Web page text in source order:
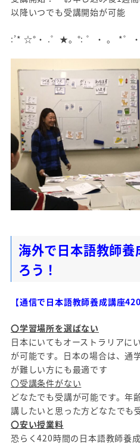
以降いつでも受講開始が可能
:’* ☆°・ .゜★。°: ゜・ 。 *゜
海外で日本語教師
ろう！
【通信で日本語教師養成講座
〇学習場所を選ばない
日本にいてもオーストラリアに
が可能です。日本の場合は、通
が難しい方にも最適です
〇受講条件がない
どなたでも受講が可能です。年
講したいと思った方どなたでも
〇安い授業料
恐らく420時間の日本語教師養